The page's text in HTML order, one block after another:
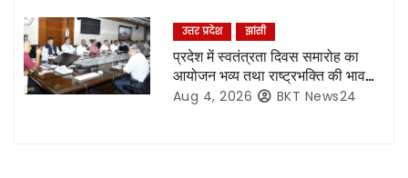
i
o
n
उत्तर प्रदेश झांसी
प्रदेश में स्वतंत्रता दिवस समारोह का
आयोजन भव्य तथा राष्ट्रभक्ति की भावना
से हो परिपूर्ण:- मुख्य सचिव*
Aug 4, 2026 BKT News24